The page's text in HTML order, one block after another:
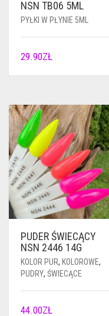
NSN TB06 5ML
PYŁKI W PŁYNIE 5ML
29.90ZŁ
PUDER ŚWIECĄCY
NSN 2446 14G
KOLOR PUR, KOLOROWE,
PUDRY, ŚWIECĄCE
44.00ZŁ